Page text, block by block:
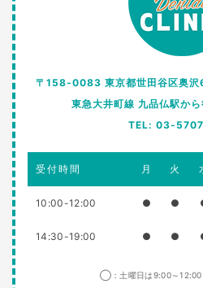
〒158-0083 東京都世田谷区奥
東急大井町線 九品仏駅か
TEL: 03-
受付時間 月 火
10:00-12:00 ● ●
14:30-19:00 ● ●
◯：土曜日は9:00～